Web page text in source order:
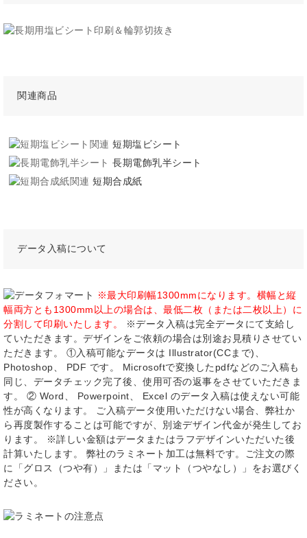
関連商品
短期塩ビシート
長期電飾乳半シート
短期合成紙
データ入稿について
※最大印刷幅1300mmになります。横幅と縦
幅両方とも1300mm以上の場合は、最低二枚（または二枚以上）に
分割して印刷いたします。
※データ入稿は完全データにて支給し
ていただきます。デザインをご依頼の場合は別途お見積りさせてい
ただきます。 ①入稿可能なデータは Illustrator(CCまで)、
Photoshop、 PDF です。 Microsoftで変換したpdfなどのご入稿も
同じ、データチェック完了後、使用可否の返事をさせていただきま
す。 ② Word、 Powerpoint、 Excel のデータ入稿は使えない可能
性が高くなります。 ご入稿データ使用いただけない場合、弊社か
ら再度製作することは可能ですが、別途デザイン代金が発生してお
ります。 ※詳しい金額はデータまたはラフデザインいただいた後
計算いたします。 弊社のラミネート加工は無料です。ご注文の際
に「グロス（つや有）」または「マット（つやなし）」をお選びく
ださい。